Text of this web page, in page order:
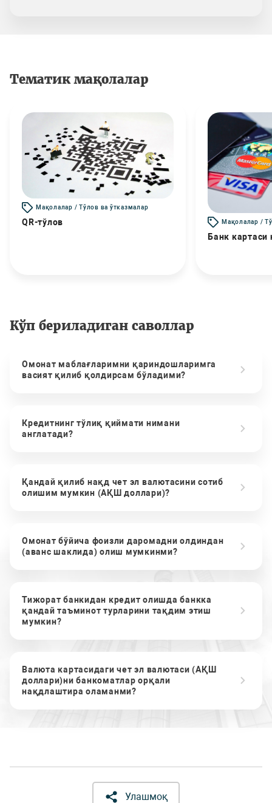
Тематик мақолалар
Мақолалар / Тўлов ва ўтказмалар
QR-тўлов Мақолалар /
Банк картаси
Кўп бериладиган саволлар
Омонат маблағларимни қариндошларимга
васият қилиб қолдирсам бўладими?
Кредитнинг тўлиқ қиймати нимани
англатади?
Қандай қилиб нақд чет эл валютасини сотиб
олишим мумкин (АҚШ доллари)?
Омонат бўйича фоизли даромадни олдиндан
(аванс шаклида) олиш мумкинми?
Тижорат банкидан кредит олишда банкка
қандай таъминот турларини тақдим этиш
мумкин?
Валюта картасидаги чет эл валютаси (АҚШ
доллари)ни банкоматлар орқали
нақдлаштира оламанми?
Улашмоқ